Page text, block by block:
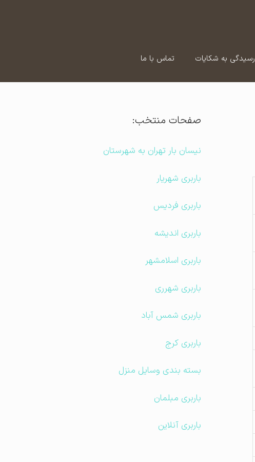
رسیدگی به شکایات تماس با ما
صفحات منتخب:
نیسان بار تهران به شهرستان
باربری شهریار
باربری فردیس
باربری اندیشه
باربری اسلامشهر
باربری شهرری
باربری شمس آباد
باربری کرج
بسته بندی وسایل منزل
باربری مبلمان
باربری آنلاین